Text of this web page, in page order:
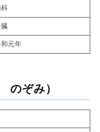
科
元年
ぞみ）